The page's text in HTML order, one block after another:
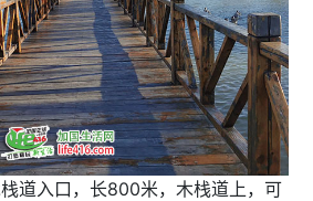
道入口，长800米，木栈道上，可